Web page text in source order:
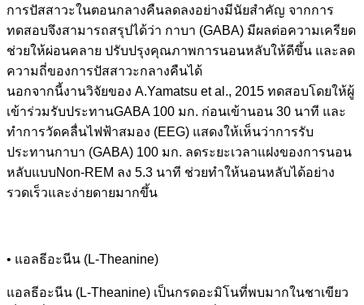
การปัสสาวะในตอนกลางคืนลดลงอย่างมีนัยสำคัญ จากการ
ทดสอบจึงสามารถสรุปได้ว่า กาบา (GABA) มีผลต่อความเครียด
ช่วยให้ผ่อนคลาย ปรับปรุงคุณภาพการนอนหลับให้ดีขึ้น และลด
ความถี่ของการปัสสาวะกลางคืนได้
นอกจากนี้งานวิจัยของ A.Yamatsu et al., 2015 ทดสอบโดยให้ผู้
เข้าร่วมรับประทานGABA 100 มก. ก่อนเข้านอน 30 นาที และ
ทำการวัดคลื่นไฟฟ้าสมอง (EEG) แสดงให้เห็นว่าการรับ
ประทานกาบา (GABA) 100 มก. ลดระยะเวลาแฝงของการนอน
หลับแบบNon-REM ลง 5.3 นาที ช่วยทำให้นอนหลับได้อย่าง
รวดเร็วและง่ายดายมากขึ้น
• แอลธีอะนีน (L-Theanine)
แอลธีอะนีน (L-Theanine) เป็นกรดอะมิโนที่พบมากในชาเขียว